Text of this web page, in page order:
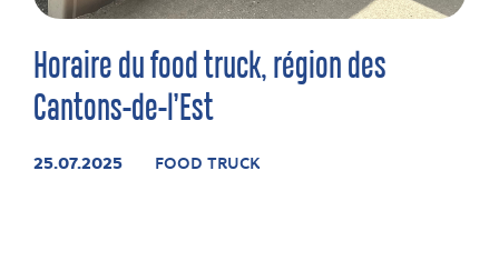
Horaire du food truck, région des
Cantons-de-l’Est
25.07.2025 FOOD TRUCK